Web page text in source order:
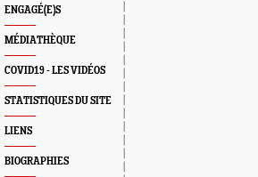
ENGAGÉ(E)S
MÉDIATHÈQUE
COVID19 - LES VIDÉOS
STATISTIQUES DU SITE
LIENS
BIOGRAPHIES